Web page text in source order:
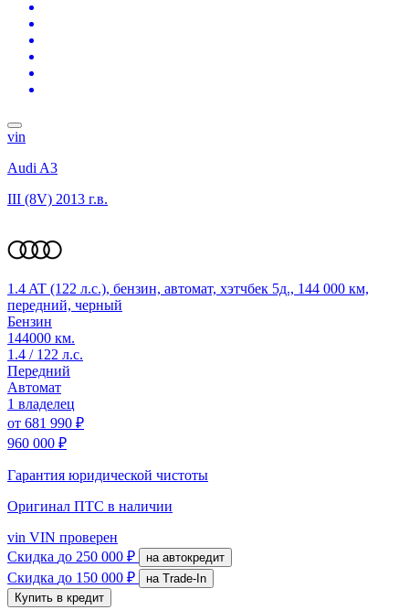
vin
Audi A3
III (8V) 2013 г.в.
1.4 AT (122 л.с.), бензин, автомат, хэтчбек 5д., 144 000 км,
передний, черный
Бензин
144000 км.
1.4 / 122 л.с.
Передний
Автомат
1 владелец
от 681 990 ₽
960 000 ₽
Гарантия юридической чистоты
Оригинал ПТС в наличии
vin VIN проверен
Скидка до 250 000 ₽ на автокредит
Скидка до 150 000 ₽
на Trade-In
Купить в кредит